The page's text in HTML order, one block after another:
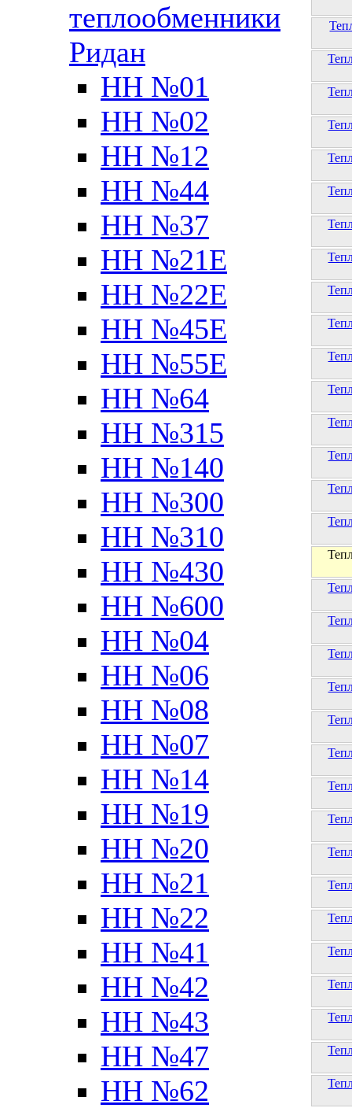
теплообменники
Ридан
НН №01
НН №02
НН №12
НН №44
НН №37
НН №21Е
НН №22Е
НН №45Е
НН №55Е
НН №64
НН №315
НН №140
НН №300
НН №310
НН №430
НН №600
НН №04
НН №06
НН №08
НН №07
НН №14
НН №19
НН №20
НН №21
НН №22
НН №41
НН №42
НН №43
НН №47
НН №62